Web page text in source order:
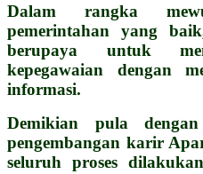
Dalam rangka
pemerintahan yang
berupaya untuk
kepegawaian dengan
informasi.
Demikian pula
pengembangan karir
seluruh proses